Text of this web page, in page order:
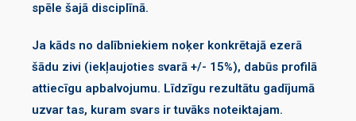
spēle šajā disciplīnā.
Ja kāds no dalībniekiem noķer konkrētajā ezerā
šādu zivi (iekļaujoties svarā +/- 15%), dabūs profilā
attiecīgu apbalvojumu. Līdzīgu rezultātu gadījumā
uzvar tas, kuram svars ir tuvāks noteiktajam.